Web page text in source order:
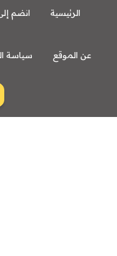
انضم إلى فريق
الموقع سياسة